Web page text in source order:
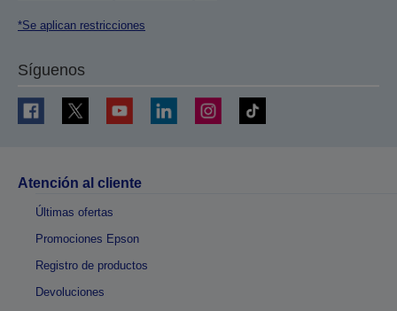
*Se aplican restricciones
Síguenos
Atención al cliente
Últimas ofertas
Promociones Epson
Registro de productos
Devoluciones